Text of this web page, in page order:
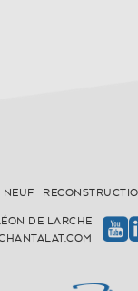
NEUF
DE LARCHE